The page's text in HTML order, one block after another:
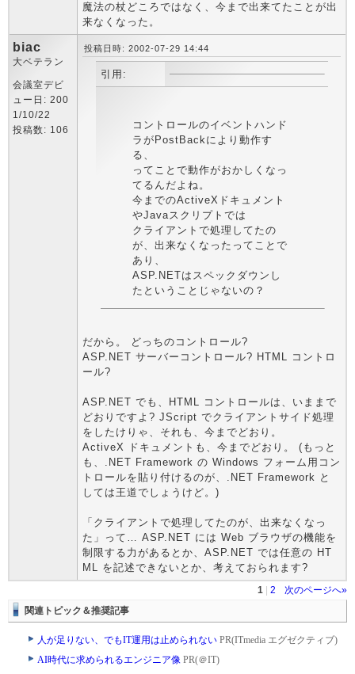
魔法の杖どころではなく、今まで出来てたことが出
来なくなった。
biac
大ベテラン
会議室デビ
ュー日: 200
1/10/22
投稿数: 106
投稿日時: 2002-07-29 14:44
引用:
コントロールのイベントハンド
ラがPostBackにより動作す
る、
ってことで動作がおかしくなっ
てるんだよね。
今までのActiveXドキュメント
やJavaスクリプトでは
クライアントで処理してたの
が、出来なくなったってことで
あり、
ASP.NETはスペックダウンし
たということじゃないの？
だから。 どっちのコントロール?
ASP.NET サーバーコントロール? HTML コントロ
ール?
ASP.NET でも、HTML コントロールは、いままで
どおりですよ? JScript でクライアントサイド処理
をしたけりゃ、それも、今までどおり。
ActiveX ドキュメントも、今までどおり。 (もっと
も、.NET Framework の Windows フォーム用コン
トロールを貼り付けるのが、.NET Framework と
しては王道でしょうけど。)
「クライアントで処理してたのが、出来なくなっ
た」って… ASP.NET には Web ブラウザの機能を
制限する力があるとか、ASP.NET では任意の HT
ML を記述できないとか、考えておられます?
1 2
次のページへ»
関連トピック＆推奨記事
人が足りない、でもIT運用は止められない PR(ITmedia エグゼクティブ)
AI時代に求められるエンジニア像 PR(＠IT)